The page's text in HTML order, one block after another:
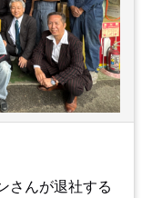
るため、あじさ
きます。 小道
ている後ろ姿
りますよ。 梅
たアジサイ」も
ラした光を浴び
メラを持って出
農園ですので、
さんが退社する